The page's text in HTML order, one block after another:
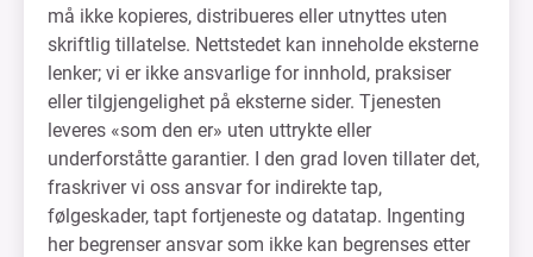
må ikke kopieres, distribueres eller utnyttes uten
skriftlig tillatelse. Nettstedet kan inneholde eksterne
lenker; vi er ikke ansvarlige for innhold, praksiser
eller tilgjengelighet på eksterne sider. Tjenesten
leveres «som den er» uten uttrykte eller
underforståtte garantier. I den grad loven tillater det,
fraskriver vi oss ansvar for indirekte tap,
følgeskader, tapt fortjeneste og datatap. Ingenting
her begrenser ansvar som ikke kan begrenses etter